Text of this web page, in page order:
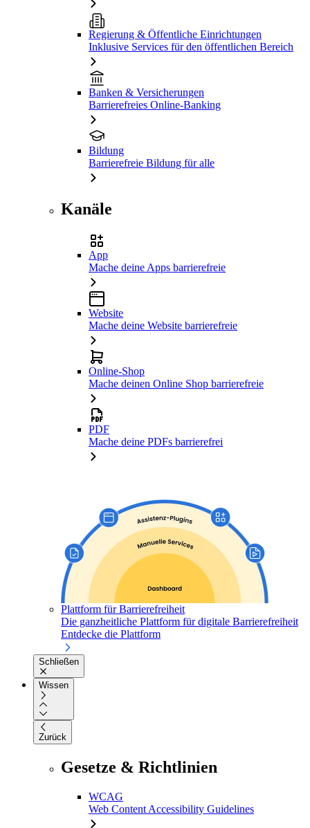
Regierung & Öffentliche Einrichtungen
Inklusive Services für den öffentlichen Bereich
Banken & Versicherungen
Barrierefreies Online-Banking
Bildung
Barrierefreie Bildung für alle
Kanäle
App
Mache deine Apps barrierefreie
Website
Mache deine Website barrierefreie
Online-Shop
Mache deinen Online Shop barrierefreie
PDF
Mache deine PDFs barrierefrei
Plattform für Barrierefreiheit
Die ganzheitliche Plattform für digitale Barrierefreiheit
Entdecke die Plattform
Schließen
Wissen
Zurück
Gesetze & Richtlinien
WCAG
Web Content Accessibility Guidelines